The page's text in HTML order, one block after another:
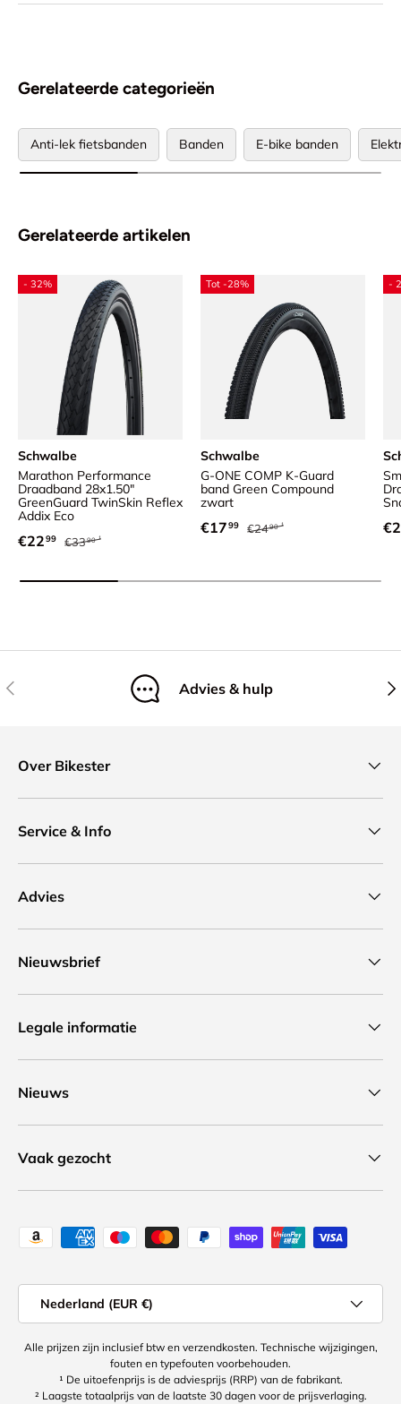
Gerelateerde categorieën
Anti-lek fietsbanden Banden E-bike banden
Gerelateerde artikelen
- 32%
Schwalbe
Marathon Performance
Draadband 28x1.50"
GreenGuard TwinSkin Reflex
Addix Eco
Verkoopprijs
€2299 Reguliere prijs
€3390
Tot -28%
Schwalbe
G-ONE COMP K-Guard
band Green Compound
zwart
Verkoopprijs
€1799 Reguliere prijs
€2490
-
Vorige Advies & hulp
Over Bikester
Service & Info
Advies
Nieuwsbrief
Legale informatie
Nieuws
Vaak gezocht
Geaccepteerde betaalmethoden
Nederland (EUR €)
Alle prijzen zijn inclusief btw en verzendkosten. Technische wijzigingen,
fouten en typefouten voorbehouden.
¹ De uitoefenprijs is de adviesprijs (RRP) van de fabrikant.
² Laagste totaalprijs van de laatste 30 dagen voor de prijsverlaging.